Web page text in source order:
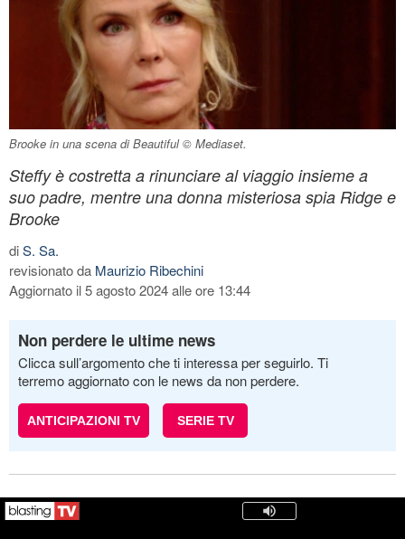
Brooke in una scena di Beautiful © Mediaset.
Steffy è costretta a rinunciare al viaggio insieme a
suo padre, mentre una donna misteriosa spia Ridge e
Brooke
diS. Sa.
revisionato da Maurizio Ribechini
Aggiornato il 5 agosto 2024 alle ore 13:44
Non perdere le ultime news
Clicca sull’argomento che ti interessa per seguirlo. Ti
terremo aggiornato con le news da non perdere.
ANTICIPAZIONI TV SERIE TV